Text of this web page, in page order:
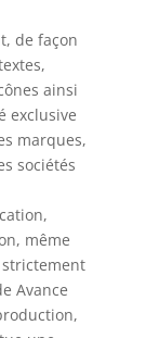
de façon
ainsi
exclusive
marques,
sociétés
même
Avance